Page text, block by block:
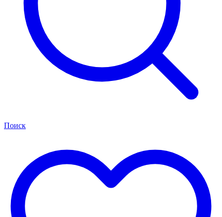
Поиск